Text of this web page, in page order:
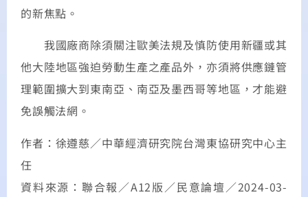
的新焦點。
我國廠商除須關注歐美法規及慎防使用新疆或其
他大陸地區強迫勞動生產之產品外，亦須將供應鏈管
理範圍擴大到東南亞、南亞及墨西哥等地區，才能避
免誤觸法網。
作者：徐遵慈／中華經濟研究院台灣東協研究中心主
任
資料來源：聯合報／A12版／民意論壇／2024-03-